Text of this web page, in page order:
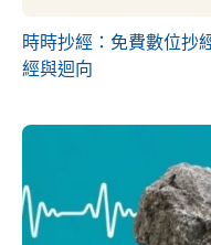
時時抄經：免費數位抄
經與迴向